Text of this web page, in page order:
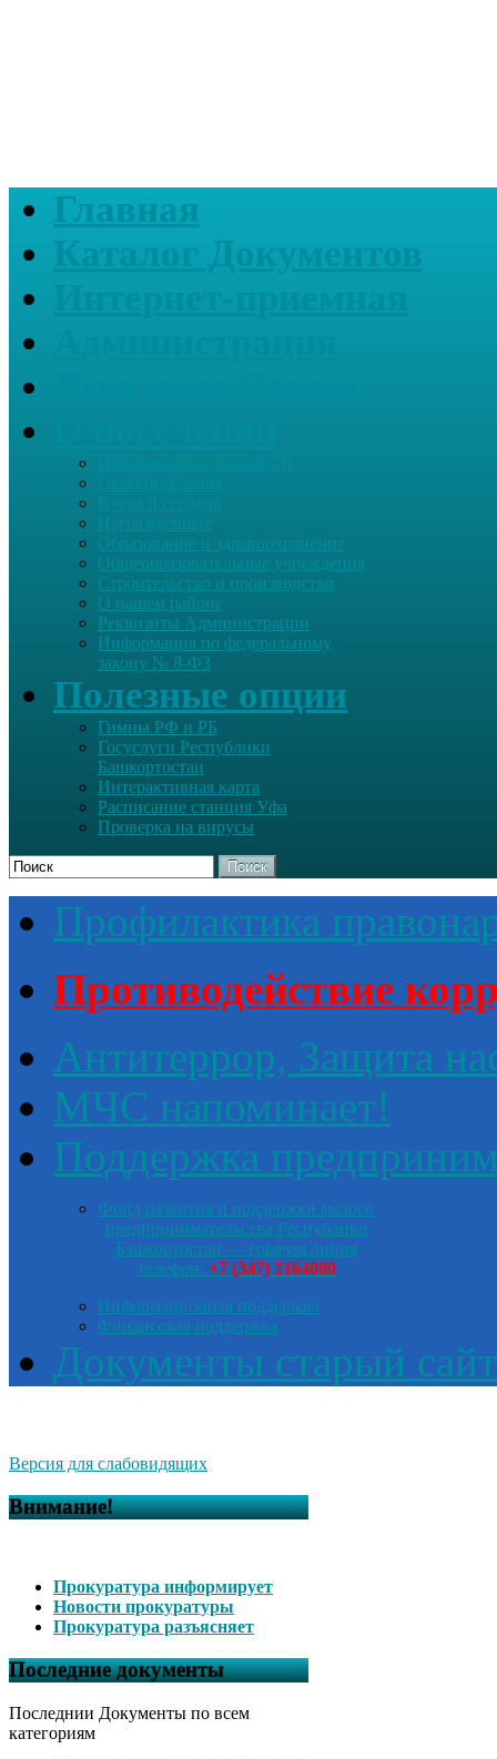
Главная
Награжденные
Образование и здравоохранение
Общеобразовательные учреждения
Строительство и производство
О нашем районе
Реквизиты Администрации
Информация по федеральному
закону № 8-ФЗ
Полезные опции
Гимны РФ и РБ
Госуслуги Республики
Башкортостан
Интерактивная карта
Расписание станция Уфа
Проверка на вирусы
Поиск
Профилактика
Противодействие
Антитеррор, Защита
МЧС напоминает!
Поддержка
Фонд развития и поддержки малого
предпринимательства Республики
Башкортостан — горячая линия
телефон: +7 (347) 2164080
Информационная поддержка
Финансовая поддержка
Документы старый сайт
Версия для слабовидящих
Внимание!
Прокуратура информирует
Новости прокуратуры
Прокуратура разъясняет
Последние документы
Последнии Документы по всем
категориям